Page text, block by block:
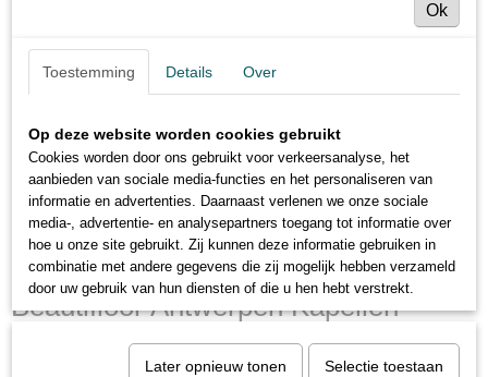
Beautifloor Antwerpen Kapellen
S7F00049
Ok
Toestemming Details Over
Op deze website worden cookies gebruikt
Cookies worden door ons gebruikt voor verkeersanalyse, het
aanbieden van sociale media-functies en het personaliseren van
informatie en advertenties. Daarnaast verlenen we onze sociale
media-, advertentie- en analysepartners toegang tot informatie over
hoe u onze site gebruikt. Zij kunnen deze informatie gebruiken in
combinatie met andere gegevens die zij mogelijk hebben verzameld
door uw gebruik van hun diensten of die u hen hebt verstrekt.
Later opnieuw tonen Selectie toestaan